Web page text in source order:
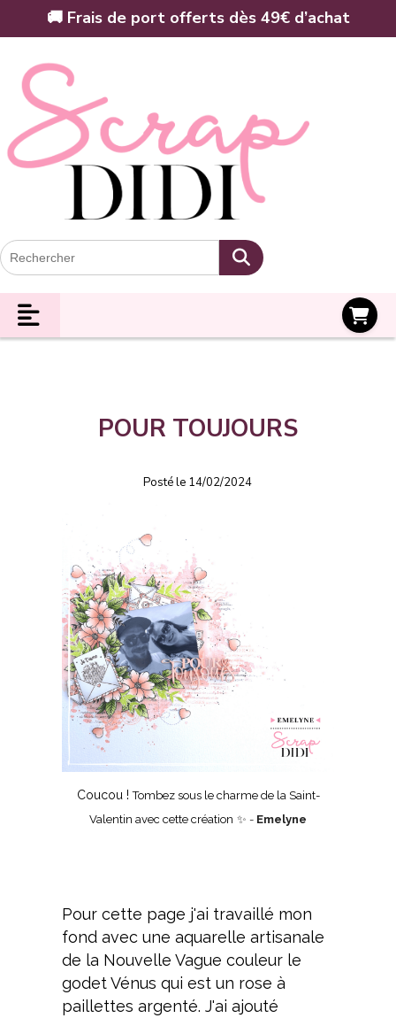
🚚 Frais de port offerts dès 49€ d’achat
POUR TOUJOURS
Posté le 14/02/2024
Coucou !Tombez sous le charme de la Saint-
Valentin avec cette création ✨ - Emelyne
Pour cette page j'ai travaillé mon
fond avec une aquarelle artisanale
de la Nouvelle Vague couleur le
godet Vénus qui est un rose à
paillettes argenté. J'ai ajouté